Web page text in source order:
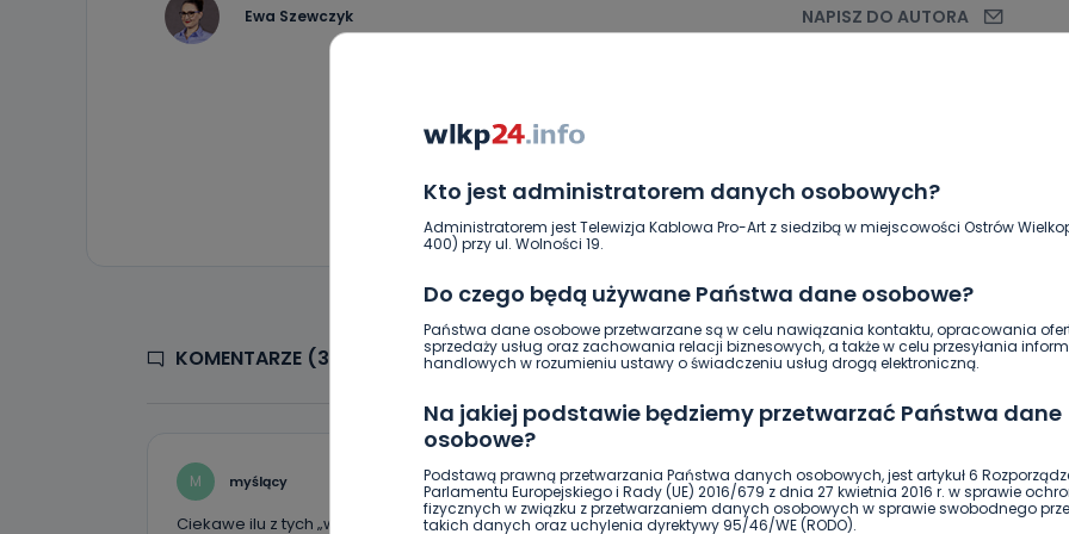
Kto jest administratorem danych osobowych?
Administratorem jest Telewizja Kablowa Pro-Art z siedzibą w miejscowości Ostrów
400) przy ul. Wolności 19.
Do czego będą używane Państwa dane osobowe?
Państwa dane osobowe przetwarzane są w celu nawiązania kontaktu, opracowania
sprzedaży usług oraz zachowania relacji biznesowych, a także w celu przesyłania
handlowych w rozumieniu ustawy o świadczeniu usług drogą elektroniczną.
Na jakiej podstawie będziemy przetwarzać Państwa dane
osobowe?
Podstawą prawną przetwarzania Państwa danych osobowych, jest artykuł 6
Parlamentu Europejskiego i Rady (UE) 2016/679 z dnia 27 kwietnia 2016 r. w sprawie
fizycznych w związku z przetwarzaniem danych osobowych w sprawie swobodnego
takich danych oraz uchylenia dyrektywy 95/46/WE (RODO).
Ewa Szewczyk NAPISZ DO AUTORA
KOMENTARZE (3)
M myślący czwartek, 14 kwietnia, 2022
Ciekawe ilu z tych „wierzących”, którzy klepią po kolei sobie i dzieciom wszystkie sakramenty